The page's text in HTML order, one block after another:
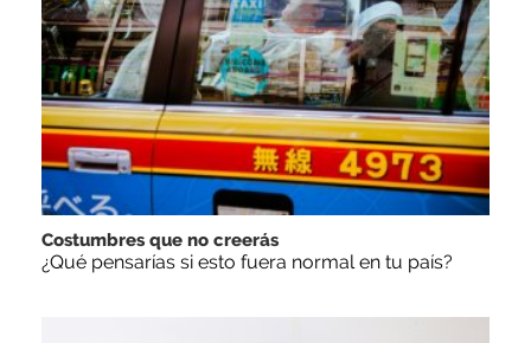
Costumbres que no creerás
¿Qué pensarías si esto fuera normal en tu país?